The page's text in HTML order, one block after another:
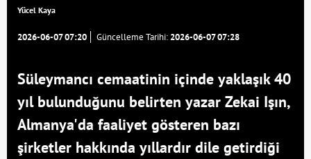
Yücel Kaya
2026-06-07 07:20 Güncelleme Tarihi:2026-06-07 07:28
Süleymancı cemaatinin içinde yaklaşık 40
yıl bulunduğunu belirten yazar Zekai Işın,
Almanya'da faaliyet gösteren bazı
şirketler hakkında yıllardır dile getirdiği